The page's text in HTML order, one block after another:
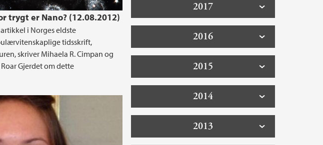
trygt er Nano? (12.08.2012)
i Norges eldste
tidsskrift,
skriver Mihaela R. Cimpan og
Gjerdet om dette
2017
2016
2015
2014
2013